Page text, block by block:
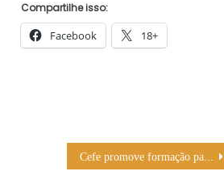
Compartilhe isso:
Facebook 18+